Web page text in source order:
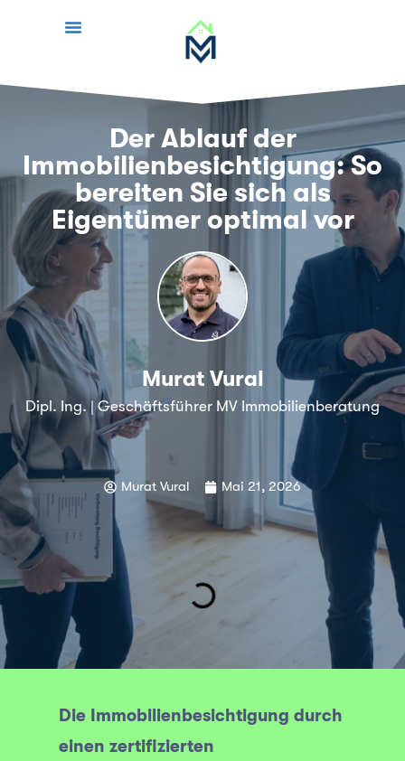
Der Ablauf der
Immobilienbesichtigung: So
bereiten Sie sich als
Eigentümer optimal vor
Murat Vural
Dipl. Ing. | Geschäftsführer MV Immobilienberatung
Murat Vural Mai 21, 2026
Die Immobilienbesichtigung durch
einen zertifizierten